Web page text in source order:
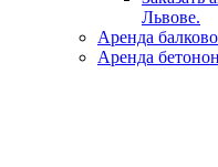
Львове.
Аренда
Аренда